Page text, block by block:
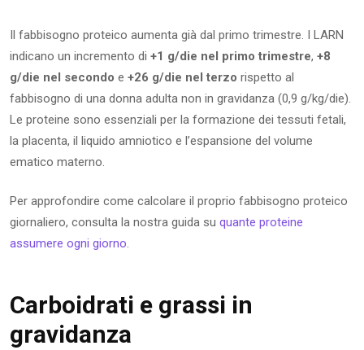
Il fabbisogno proteico aumenta già dal primo trimestre. I LARN
indicano un incremento di +1 g/die nel primo trimestre, +8
g/die nel secondo e +26 g/die nel terzo rispetto al
fabbisogno di una donna adulta non in gravidanza (0,9 g/kg/die).
Le proteine sono essenziali per la formazione dei tessuti fetali,
la placenta, il liquido amniotico e l’espansione del volume
ematico materno.
Per approfondire come calcolare il proprio fabbisogno proteico
giornaliero, consulta la nostra guida su quante proteine
assumere ogni giorno.
Carboidrati e grassi in
gravidanza